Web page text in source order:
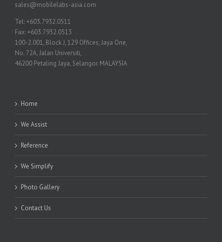
sales@mobilelabs-asia.com
Tel: +603.7932.0511
Fax: +603.7932.0513
100-2.001, Block J, 129 Offices, Jaya One,
No. 72A, Jalan Universiti,
46200 Petaling Jaya, Selangor. MALAYSIA
Home
We Assist
Reference
We Simplify
Photo Gallery
Contact Us